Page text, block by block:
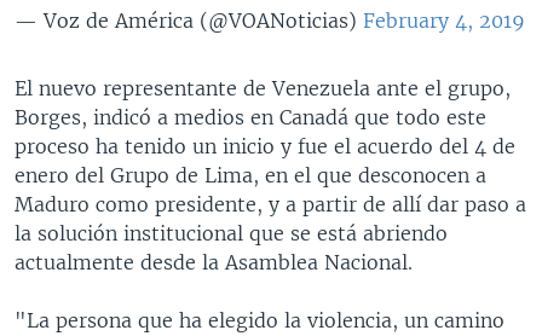
— Voz de América (@VOANoticias) February 4, 2019
El nuevo representante de Venezuela ante el grupo,
Borges, indicó a medios en Canadá que todo este
proceso ha tenido un inicio y fue el acuerdo del 4 de
enero del Grupo de Lima, en el que desconocen a
Maduro como presidente, y a partir de allí dar paso a
la solución institucional que se está abriendo
actualmente desde la Asamblea Nacional.
"La persona que ha elegido la violencia, un camino